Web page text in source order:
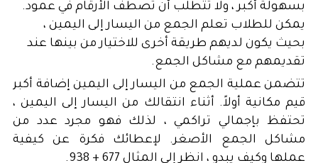
بسهولة أكبر ، ولا تتطلب أن تصطف الأرقام في عمود.
يمكن للطلاب تعلم الجمع من اليسار إلى اليمين ،
بحيث يكون لديهم طريقة أخرى للاختيار من بينها عند
تقديمهم مع مشاكل الجمع.
تتضمن عملية الجمع من اليسار إلى اليمين إضافة أكبر
قيم مكانية أولاً. أثناء انتقالك من اليسار إلى اليمين ،
تحتفظ بإجمالي تراكمي ، لذلك فهو مجرد عدد من
مشاكل الجمع الأصغر. لإعطائك فكرة عن كيفية
عملها وكيف يبدو ، انظر إلى المثال 677 + 938.